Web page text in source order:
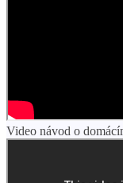
Video návod o